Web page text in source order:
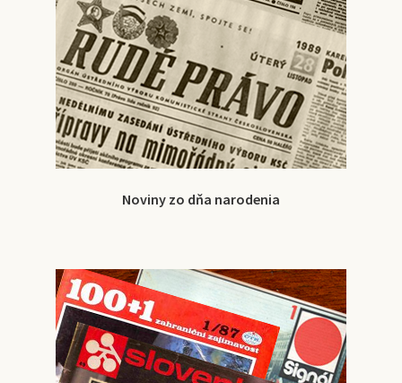
Noviny zo dňa narodenia